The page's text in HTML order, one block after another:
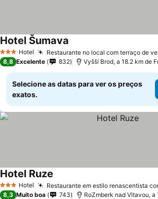
3 EstrelasHotel Restaurante no local com terraço de
Hotel Šumava
8,8 Excelente 832 Vyšší Brod, a 18.2 km de
Selecione as datas para ver os preços
exatos.
3 EstrelasHotel Restaurante em estilo renascentista
Hotel Ruze
8,3 Muito boa 743 RoZmberk nad Vltavou, a